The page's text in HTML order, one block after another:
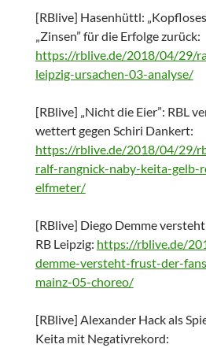
[RBlive] Hasenhüttl:
„Zinsen” für die Erfolge zurück:
https://rblive.de/2018/04/29/
leipzig-ursachen-03-analyse/
[RBlive] „Nicht die Eier”: RBL
wettert gegen Schiri Dankert:
https://rblive.de/2018/04/29/
ralf-rangnick-naby-keita-
elfmeter/
[RBlive] Diego Demme
RB Leipzig: https://rblive.de/
demme-versteht-frust-der-
mainz-05-choreo/
[RBlive] Alexander Hack als
Keita mit Negativrekord: